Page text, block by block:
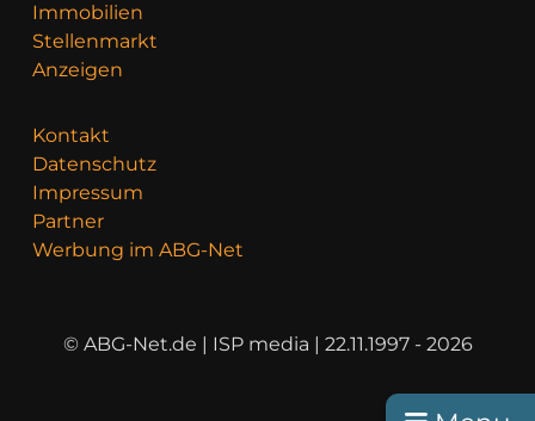
Immobilien
Stellenmarkt
Anzeigen
Kontakt
Datenschutz
Impressum
Partner
Werbung im ABG-Net
© ABG-Net.de | ISP media | 22.11.1997 - 2026